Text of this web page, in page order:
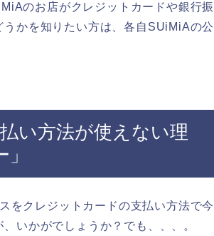
のお店がクレジットカードや銀行振
かを知りたい方は、各自SUiMiAの公
い方法が使えない理
をクレジットカードの支払い方法で今
いかがでしょうか？でも、、、。